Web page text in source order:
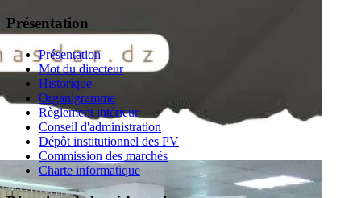
Présentation
Présentation
Mot du directeur
Historique
Organigramme
Règlement intérieur
Conseil d'administration
Dépôt institutionnel des PV
Commission des marchés
Charte informatique